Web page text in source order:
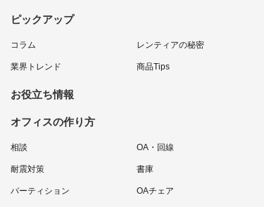
ピックアップ
コラム レンティアの秘密
業界トレンド 商品Tips
お役立ち情報
オフィスの作り方
相談 OA・回線
耐震対策 書庫
パーティション OAチェア